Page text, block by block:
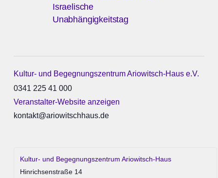
Israelische
Unabhängigkeitstag
Kultur- und Begegnungszentrum Ariowitsch-Haus e.V.
0341 225 41 000
Veranstalter-Website anzeigen
kontakt@ariowitschhaus.de
Kultur- und Begegnungszentrum Ariowitsch-Haus
Hinrichsenstraße 14